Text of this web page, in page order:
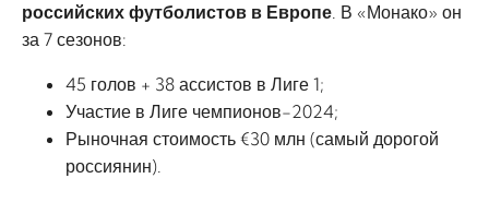
российских футболистов в Европе. В «Монако» он
за 7 сезонов:
45 голов + 38 ассистов в Лиге 1;
Участие в Лиге чемпионов-2024;
Рыночная стоимость €30 млн (самый дорогой
россиянин).